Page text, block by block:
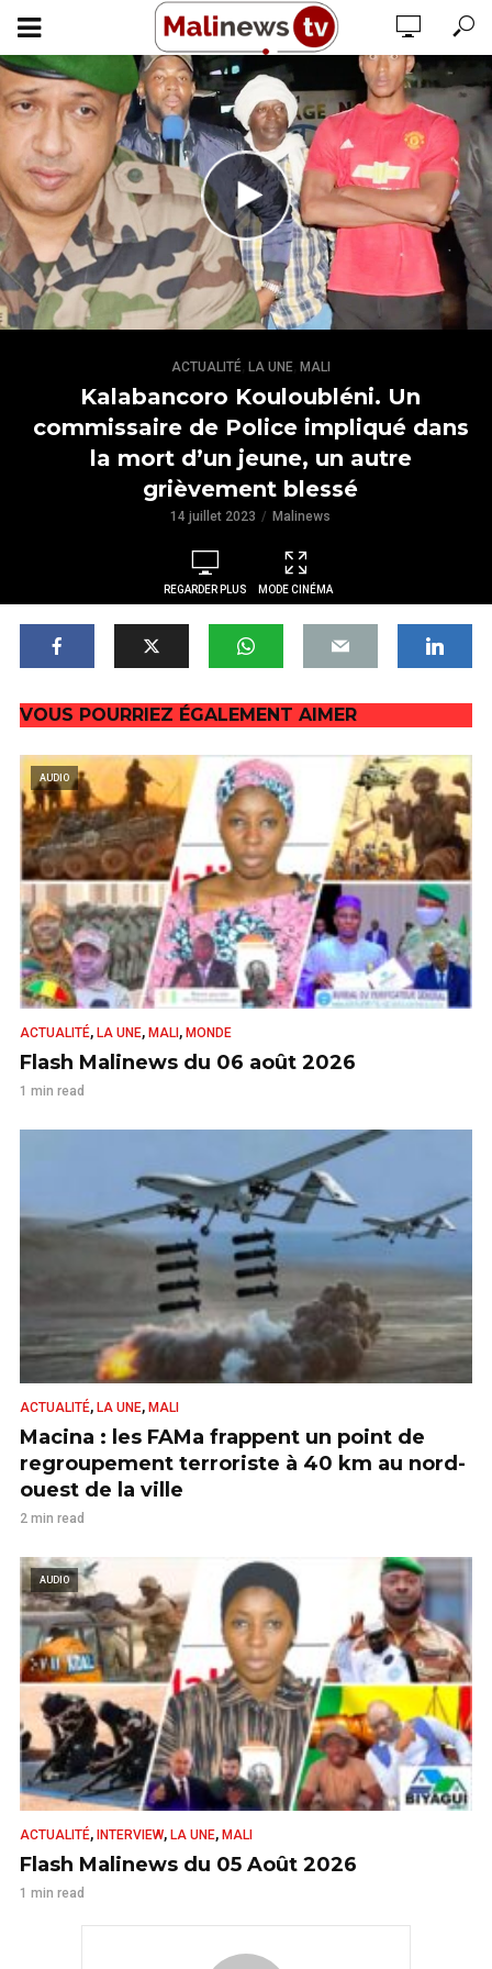
ACTUALITÉ, LA UNE, MALI
Kalabancoro Kouloubléni. Un
commissaire de Police impliqué dans
la mort d’un jeune, un autre
grièvement blessé
14 juillet 2023 Malinews
REGARDER PLUS
MODE CINÉMA
VOUS POURRIEZ ÉGALEMENT AIMER
AUDIO
ACTUALITÉ, LA UNE, MALI , MONDE
Flash Malinews du 06 août 2026
1 min read
ACTUALITÉ, LA UNE, MALI
Macina : les FAMa frappent un point de
regroupement terroriste à 40 km au nord-
ouest de la ville
2 min read
AUDIO
ACTUALITÉ, INTERVIEW, LA UNE, MALI
Flash Malinews du 05 Août 2026
1 min read